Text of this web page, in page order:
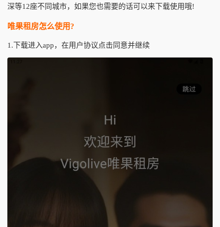
深等12座不同城市，如果您也需要的话可以来下载使用哦!
唯果租房怎么使用?
1.下载进入app，在用户协议点击同意并继续